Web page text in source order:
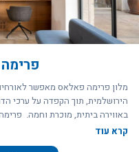
מלון פרימה פאלאס מאפשר
הירושלמית, תוך הקפדה על ערכי
באווירה
ומשלב באופן ייחודי סביבה מודרנית
קרא עוד